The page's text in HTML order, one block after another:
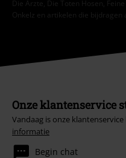
Die Ärzte, Die Toten Hosen,
Onkelz en artikelen die bijdragen
Onze klantenservice
Vandaag is onze
informatie
Begin chat